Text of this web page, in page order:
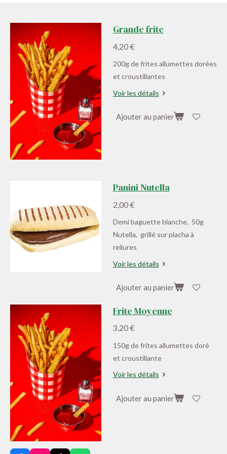
Grande frite
4,20 €
200g de frites allumettes dorées
et croustillantes
Voir les détails
Ajouter au panier
Panini Nutella
2,00 €
Demi baguette blanche, 50g
Nutella, grillé sur placha à
reliures
Voir les détails
Ajouter au panier
Frite Moyenne
3,20 €
150g de frites allumettes doré
et croustillante
Voir les détails
Ajouter au panier